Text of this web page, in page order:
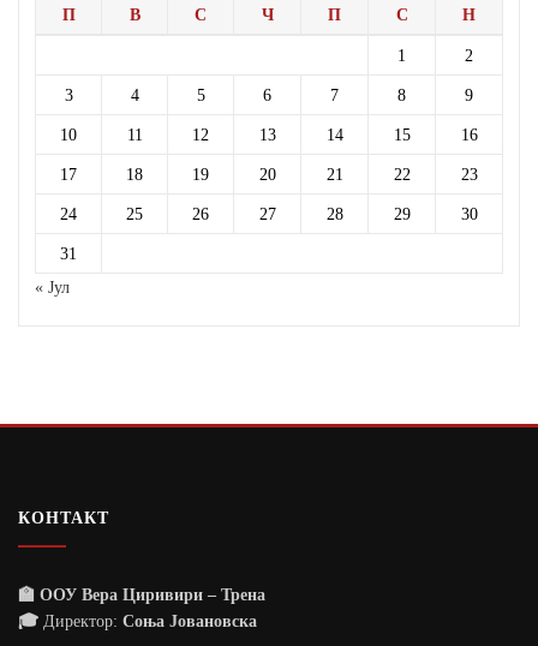
П В С Ч П С Н
1 2
3 4 5 6 7 8 9
10 11 12 13 14 15 16
17 18 19 20 21 22 23
24 25 26 27 28 29 30
31
« Јул
КОНТАКТ
🏫 ООУ Вера Циривири – Трена
🎓 Директор: Соња Јовановска